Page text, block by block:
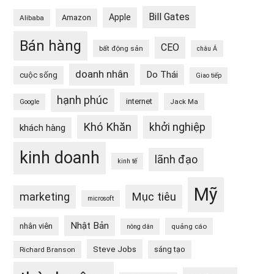
Alibaba Amazon Apple Bill Gates
Bán hàng bất động sản CEO châu Á
cuộc sống doanh nhân Do Thái Giao tiếp
Google hạnh phúc internet Jack Ma
khách hàng Khó Khăn khởi nghiệp
kinh doanh kinh tế lãnh đạo
marketing microsoft Mục tiêu Mỹ
nhân viên Nhật Bản nông dân quảng cáo
Richard Branson Steve Jobs sáng tạo